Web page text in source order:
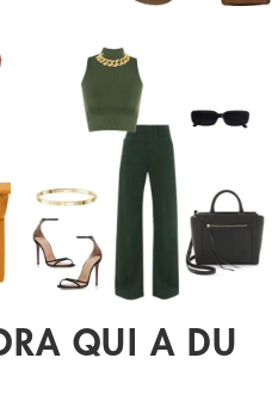
QUI A DU